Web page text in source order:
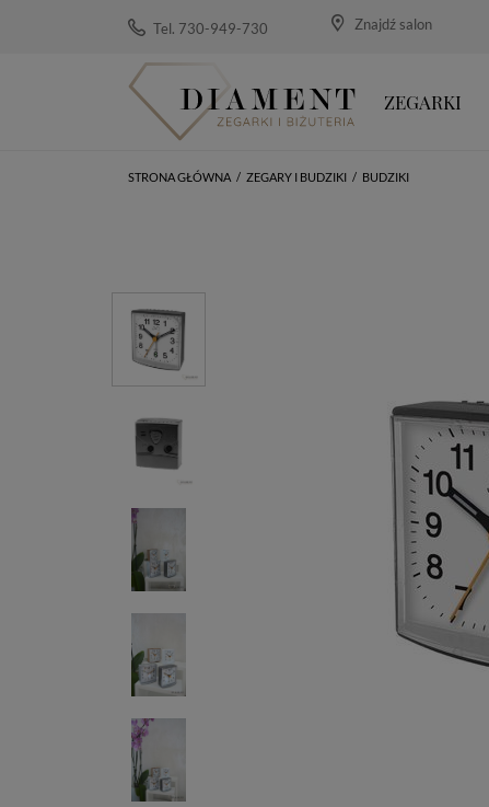
Tel. 730-949-730 Znajdź salon
ZEGARKI
STRONA GŁÓWNA / ZEGARY I BUDZIKI / BUDZIKI